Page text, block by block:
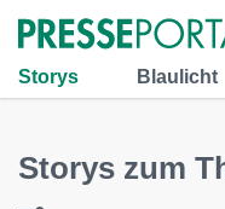
Storys Blaulicht
Storys zum